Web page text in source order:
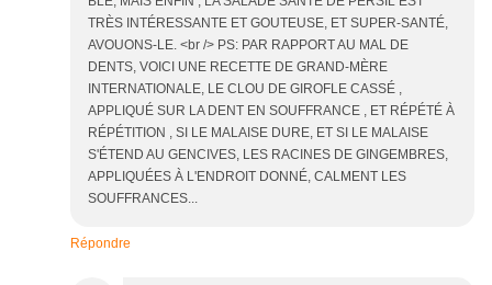
TRÈS INTÉRESSANTE ET GOUTEUSE, ET SUPER-SANTÉ,
AVOUONS-LE. <br /> PS: PAR RAPPORT AU MAL DE
DENTS, VOICI UNE RECETTE DE GRAND-MÈRE
INTERNATIONALE, LE CLOU DE GIROFLE CASSÉ ,
APPLIQUÉ SUR LA DENT EN SOUFFRANCE , ET RÉPÉTÉ À
RÉPÉTITION , SI LE MALAISE DURE, ET SI LE MALAISE
S'ÉTEND AU GENCIVES, LES RACINES DE GINGEMBRES,
APPLIQUÉES À L'ENDROIT DONNÉ, CALMENT LES
SOUFFRANCES...
Répondre